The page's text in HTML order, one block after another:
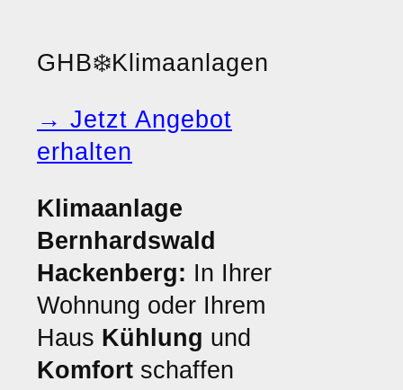
GHB❄️Klimaanlagen
→ Jetzt Angebot
erhalten
Klimaanlage
Bernhardswald
Hackenberg: In Ihrer
Wohnung oder Ihrem
Haus Kühlung und
Komfort schaffen